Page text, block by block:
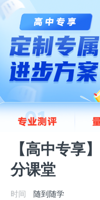
【高中专享
分课堂
时间
随到随学